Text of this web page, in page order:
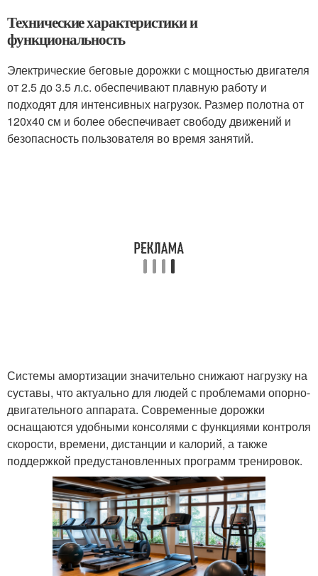
Технические характеристики и
функциональность
Электрические беговые дорожки с мощностью двигателя
от 2.5 до 3.5 л.с. обеспечивают плавную работу и
подходят для интенсивных нагрузок. Размер полотна от
120x40 см и более обеспечивает свободу движений и
безопасность пользователя во время занятий.
Системы амортизации значительно снижают нагрузку на
суставы, что актуально для людей с проблемами опорно-
двигательного аппарата. Современные дорожки
оснащаются удобными консолями с функциями контроля
скорости, времени, дистанции и калорий, а также
поддержкой предустановленных программ тренировок.